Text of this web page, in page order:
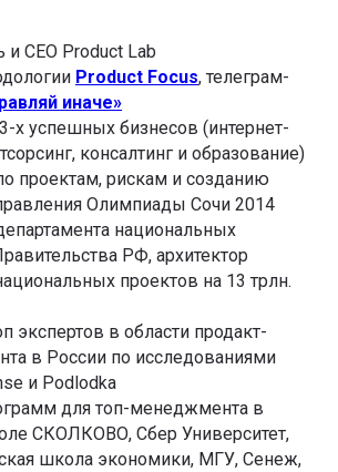
и CEO Product Lab
Product Focus, телеграм-
иначе»
х успешных бизнесов (интернет-
консалтинг и образование)
проектам, рискам и созданию
Олимпиады Сочи 2014
национальных
РФ, архитектор
проектов на 13 трлн.
экспертов в области продакт-
в России по исследованиями
и Podlodka
для топ-менеджмента в
СКОЛКОВО, Сбер Университет,
школа экономики, МГУ, Сенеж,